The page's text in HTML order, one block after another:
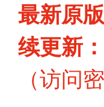
最新原
续更新：
（访问